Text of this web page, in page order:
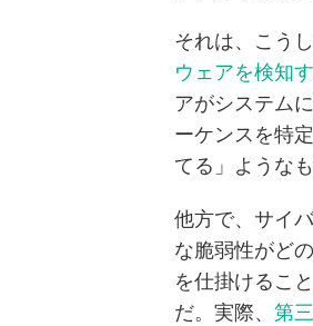
それは、こう
ウェアを検知
アがシステム
ーケンスを特
てる」ようなも
他方で、サイ
な脆弱性がど
を仕掛けるこ
だ。実際、 第